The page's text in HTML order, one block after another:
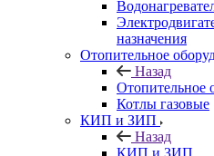
назначения
Отопительное
Назад
Отопительное
Котлы газовые
КИП и ЗИП
Назад
КИП и ЗИП